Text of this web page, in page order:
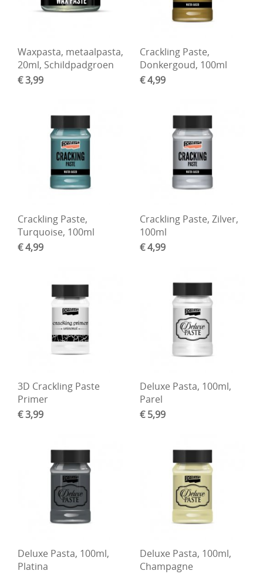
Waxpasta, metaalpasta,
20ml, Schildpadgroen
€ 3,99
Crackling Paste,
Donkergoud, 100ml
€ 4,99
Crackling Paste,
Turquoise, 100ml
€ 4,99
Crackling Paste, Zilver,
100ml
€ 4,99
3D Crackling Paste
Primer
€ 3,99
Deluxe Pasta, 100ml,
Parel
€ 5,99
Deluxe Pasta, 100ml,
Platina
Deluxe Pasta, 100ml,
Champagne